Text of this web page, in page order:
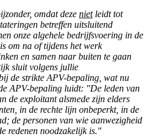
omdat deze nietleidt tot
betreffen uitsluitend
onze algehele bedrijfsvoering in de
om na of tijdens het werk
en samen naar buiten te gaan
sluit volgens jullie
de strikte APV-bepaling, wat nu
APV-bepaling luidt: "De leden van
de exploitant alsmede zijn elders
in de rechte lijn onbeperkt, in de
de personen van wie aanwezigheid
redenen noodzakelijk is."